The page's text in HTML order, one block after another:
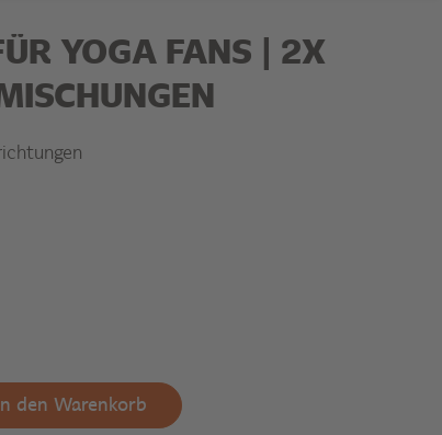
YOGA FANS | 2X
den Warenkorb